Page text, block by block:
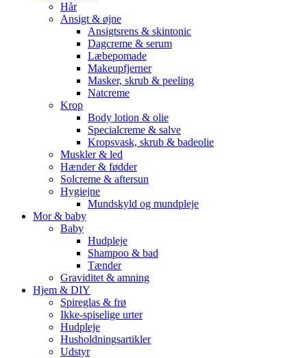
Hår
Ansigt & øjne
Ansigtsrens & skintonic
Dagcreme & serum
Læbepomade
Makeupfjerner
Masker, skrub & peeling
Natcreme
Krop
Body lotion & olie
Specialcreme & salve
Kropsvask, skrub & badeolie
Muskler & led
Hænder & fødder
Solcreme & aftersun
Hygiejne
Mundskyld og mundpleje
Mor & baby
Baby
Hudpleje
Shampoo & bad
Tænder
Graviditet & amning
Hjem & DIY
Spireglas & frø
Ikke-spiselige urter
Hudpleje
Husholdningsartikler
Udstyr